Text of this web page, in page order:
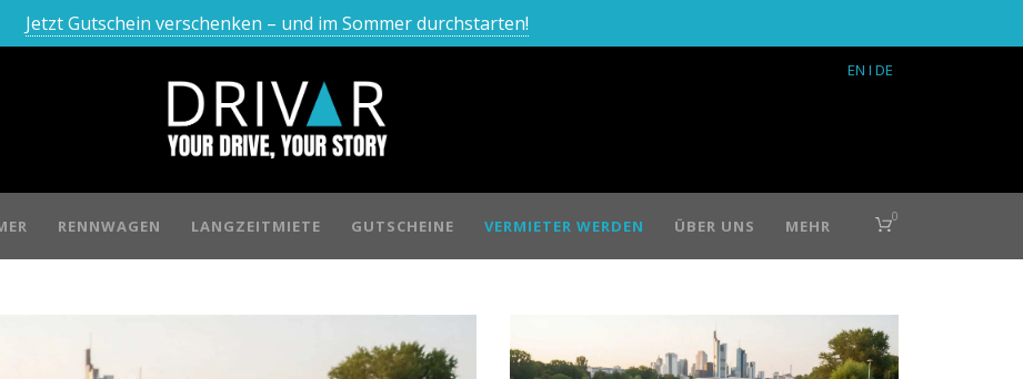
Jetzt Gutschein verschenken – und im Sommer durchstarten!
EN I DE
RENNWAGEN LANGZEITMIETE GUTSCHEINE VERMIETER WERDEN ÜBER UNS MEHR 0